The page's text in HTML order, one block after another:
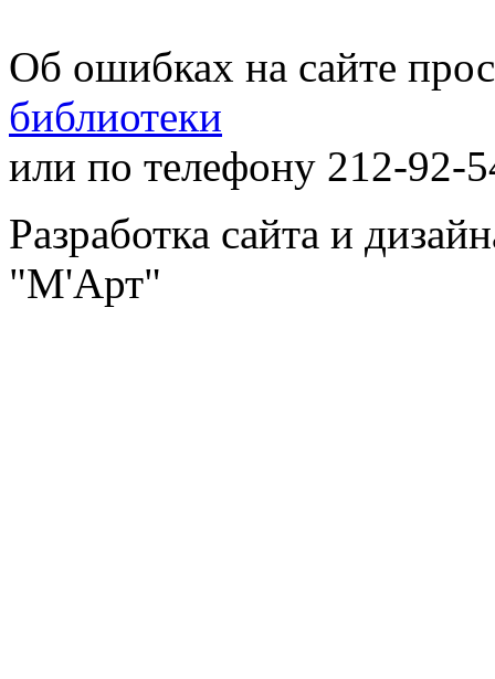
Об ошибках на сайте
библиотеки
или по телефону 212-92-
Разработка сайта и
"М'Арт"